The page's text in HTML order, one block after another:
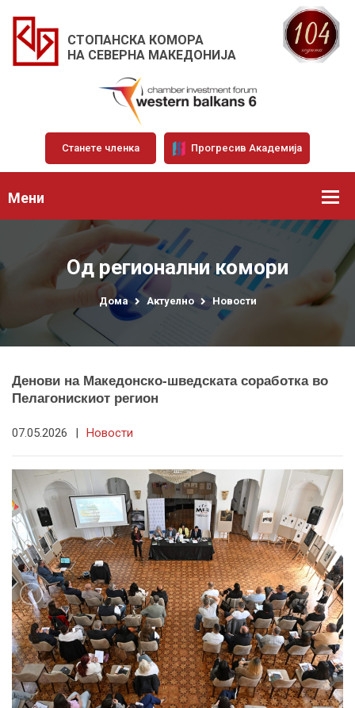
СТОПАНСКА КОМОРА
НА СЕВЕРНА МАКЕДОНИЈА
Станете членка Прогресив Академија
Мени
Од регионални комори
Дома Актуелно Новости
Денови на Македонско-шведската соработка во
Пелагонискиот регион
07.05.2026 | Новости